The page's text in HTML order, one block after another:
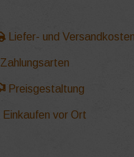
Liefer- und Versandkosten
Zahlungsarten
Preisgestaltung
Einkaufen vor Ort